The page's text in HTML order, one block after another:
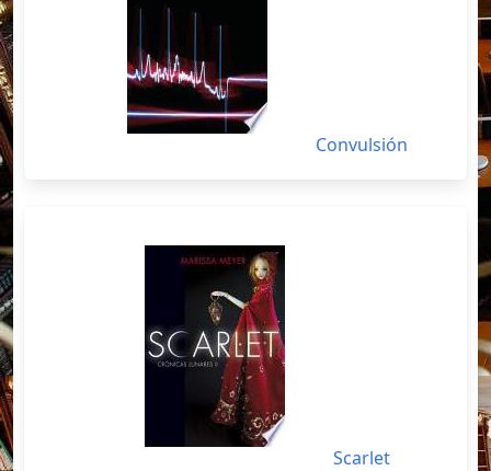
Convulsión
Scarlet